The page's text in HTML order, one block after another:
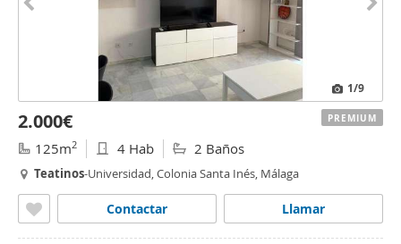
1/9
2.000€
125m2 4 Hab 2 Baños
Teatinos-Universidad, Colonia Santa Inés, Málaga
Llamar
Contactar
PREMIUM